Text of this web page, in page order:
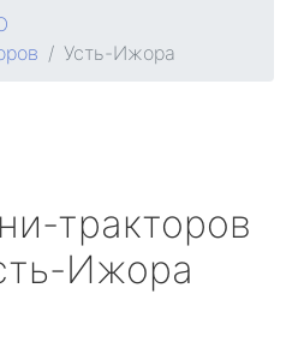
Усть-Ижора
тракторов
Ижора